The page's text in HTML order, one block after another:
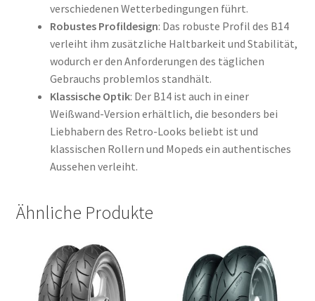
verschiedenen Wetterbedingungen führt.
Robustes Profildesign: Das robuste Profil des B14
verleiht ihm zusätzliche Haltbarkeit und Stabilität,
wodurch er den Anforderungen des täglichen
Gebrauchs problemlos standhält.
Klassische Optik: Der B14 ist auch in einer
Weißwand-Version erhältlich, die besonders bei
Liebhabern des Retro-Looks beliebt ist und
klassischen Rollern und Mopeds ein authentisches
Aussehen verleiht.
Ähnliche Produkte